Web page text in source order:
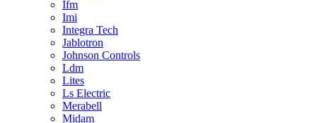
Ifm
Imi
Integra Tech
Jablotron
Johnson Controls
Ldm
Lites
Ls Electric
Merabell
Midam